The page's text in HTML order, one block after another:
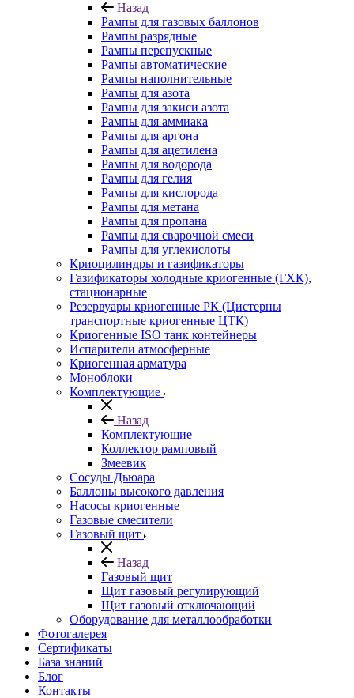
Назад
Рампы для газовых баллонов
Рампы разрядные
Рампы перепускные
Рампы автоматические
Рампы наполнительные
Рампы для азота
Рампы для закиси азота
Рампы для аммиака
Рампы для аргона
Рампы для ацетилена
Рампы для водорода
Рампы для гелия
Рампы для кислорода
Рампы для метана
Рампы для пропана
Рампы для сварочной смеси
Рампы для углекислоты
Криоцилиндры и газификаторы
Газификаторы холодные криогенные (ГХК),
стационарные
Резервуары криогенные РК (Цистерны
транспортные криогенные ЦТК)
Криогенные ISO танк контейнеры
Испарители атмосферные
Криогенная арматура
Моноблоки
Комплектующие
Назад
Комплектующие
Коллектор рамповый
Змеевик
Сосуды Дьюара
Баллоны высокого давления
Насосы криогенные
Газовые смесители
Газовый щит
Назад
Газовый щит
Щит газовый регулирующий
Щит газовый отключающий
Оборудование для металлообработки
Фотогалерея
Сертификаты
База знаний
Блог
Контакты